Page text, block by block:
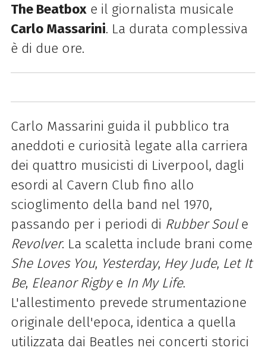
The Beatboxe il giornalista musicale
Carlo Massarini. La durata complessiva
è di due ore.
Carlo Massarini guida il pubblico tra
aneddoti e curiosità legate alla carriera
dei quattro musicisti di Liverpool, dagli
esordi al Cavern Club fino allo
scioglimento della band nel 1970,
passando per i periodi di Rubber Soule
Revolver. La scaletta include brani come
She Loves You, Yesterday, Hey Jude, Let It
Be, Eleanor Rigbye In My Life.
L'allestimento prevede strumentazione
originale dell'epoca, identica a quella
utilizzata dai Beatles nei concerti storici